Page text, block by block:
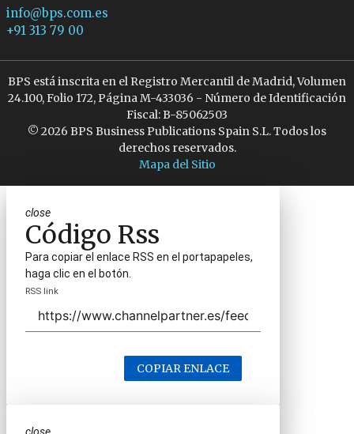
info@bps.com.es
+91 313 79 00
BPS está inscrita en el Registro Mercantil de Madrid, Volumen
24.100, Folio 172, Página M-433036 - Número de Identificación
Fiscal: B-85062503
© 2026 BPS Business Publications Spain S.L. Todos los
derechos reservados.
Mapa del Sitio
close
Código Rss
Para copiar el enlace RSS en el portapapeles,
haga clic en el botón.
RSS link
COPIAR ENLACE